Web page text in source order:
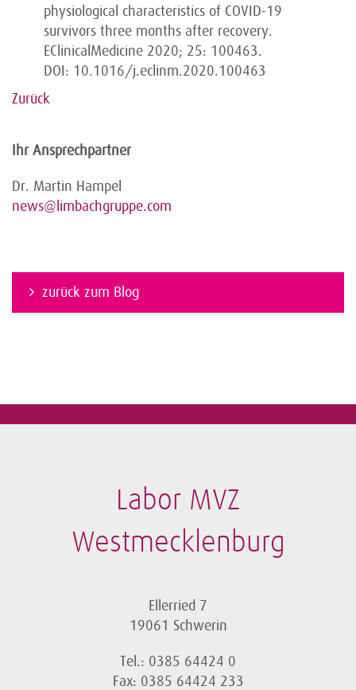
physiological characteristics of COVID-19
survivors three months after recovery.
EClinicalMedicine 2020; 25: 100463.
DOI: 10.1016/j.eclinm.2020.100463
Zurück
Ihr Ansprechpartner
Dr. Martin Hampel
news@limbachgruppe.com
zurück zum Blog
Labor MVZ
Westmecklenburg
Ellerried 7
19061 Schwerin
Tel.: 0385 64424 0
Fax: 0385 64424 233